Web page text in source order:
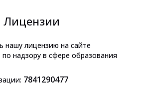
Лицензии
нашу лицензию на сайте
надзору в сфере образования
7841290477